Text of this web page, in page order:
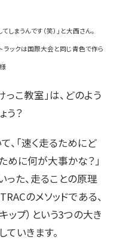
しまうんです（笑）」と大西さん。
ックは国際大会と同じ青色で作ら
こ教室」は、どのよう
う？
、「速く走るためにど
めに何が大事かな？」
った、走ることの原理
のメソッドである、
ップ）という3つの大き
いきます。